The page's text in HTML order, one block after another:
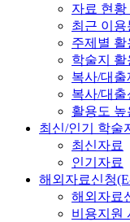
자료 현황
최근 이용
주제별 활
학술지 활
복사/대출
복사/대출
활용도 높
최신/인기 학술
최신자료
인기자료
해외자료신청
해외자료
비용지원